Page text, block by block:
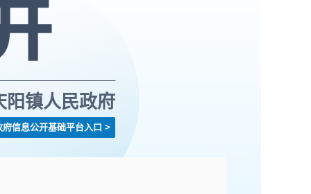
阳镇人民政府
府信息公开基础平台入口 >